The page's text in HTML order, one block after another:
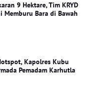
9 Hektare, Tim KRYD
Memburu Bara di Bawah
Kapolres Kubu
Pemadam Karhutla